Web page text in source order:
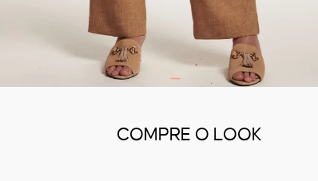
COMPRE O LOOK